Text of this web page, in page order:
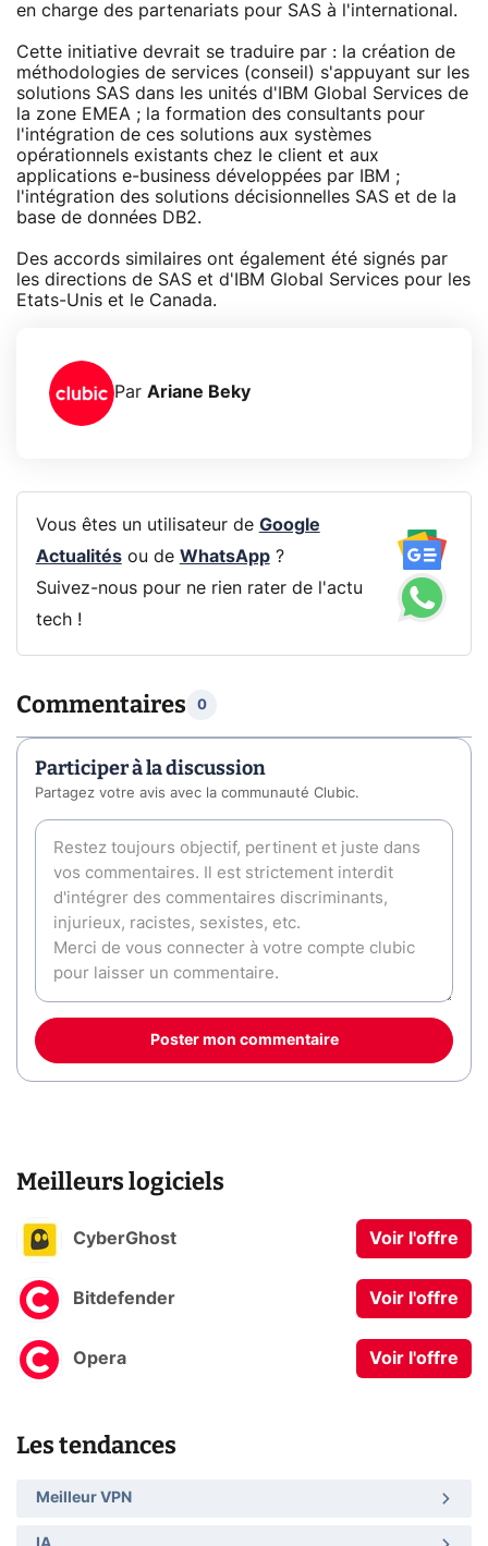
en charge des partenariats pour SAS à l'international.
Cette initiative devrait se traduire par : la création de
méthodologies de services (conseil) s'appuyant sur les
solutions SAS dans les unités d'IBM Global Services de
la zone EMEA ; la formation des consultants pour
l'intégration de ces solutions aux systèmes
opérationnels existants chez le client et aux
applications e-business développées par IBM ;
l'intégration des solutions décisionnelles SAS et de la
base de données DB2.
Des accords similaires ont également été signés par
les directions de SAS et d'IBM Global Services pour les
Etats-Unis et le Canada.
Par Ariane Beky
Vous êtes un utilisateur de Google
Actualitésou de WhatsApp?
Suivez-nous pour ne rien rater de l'actu
tech !
Commentaires 0
Participer à la discussion
Partagez votre avis avec la communauté Clubic.
Poster mon commentaire
Meilleurs logiciels
CyberGhost Voir l'offre
Bitdefender Voir l'offre
Opera Voir l'offre
Les tendances
Meilleur VPN